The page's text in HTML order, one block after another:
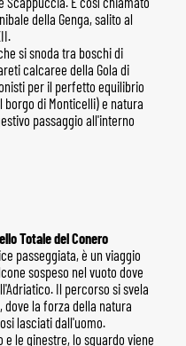
della Genga, salito al
si snoda tra boschi di
calcaree della Gola di
per il perfetto equilibrio
di Monticelli) e natura
passaggio all'interno
Totale del Conero
passeggiata, è un viaggio
sospeso nel vuoto dove
Il percorso si svela
la forza della natura
lasciati dall'uomo.
le ginestre, lo sguardo viene